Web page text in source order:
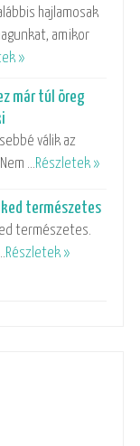
hajlamosak
amikor
»
már túl öreg
válik az
…Részletek »
természetes
természetes.
Részletek »